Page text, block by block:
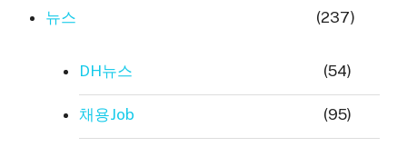
뉴스 (237)
DH뉴스 (54)
채용Job (95)